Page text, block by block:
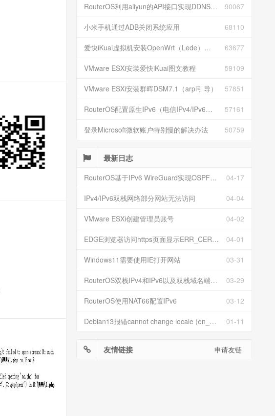
90067
RouterOS利用aliyun的API接口实现DDNS动态解析
68110
小米手机通过ADB关闭系统应用
63677
爱快iKuai虚拟机安装OpenWrt（Lede）并配置
59109
VMware ESXi安装爱快iKuai图文教程
57851
VMware ESXi安装群晖DSM7.1（arpl引导）
57161
RouterOS配置原生IPv6（电信IPv4/IPv6双栈）
50759
登录Microsoft微软账户特别慢的解决办法
最新日志
04-17
RouterOS基于IPv6 WireGuard实现OSPF异地组网
04-04
IPv4/IPv6双栈网络部分网站无法访问
04-02
VMware ESXi创建管理员账号
04-01
EDGE浏览器访问https页面显示ERR_CERT_INVALID且无法跳过继续访问
03-31
Windows11需要使用IE打开网站
03-29
RouterOS双栈IPv4和IPv6以及双栈域名端口映射
03-12
RouterOS使用NAT66配置IPv6
01-11
Debian13报错cannot change locale (en_US.UTF-8)
友情链接 申请友链